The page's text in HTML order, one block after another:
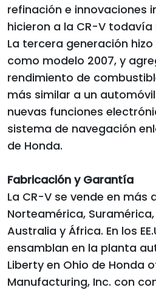
refinación e innovaciones
hicieron a la CR-V
La tercera generación
como modelo 2007, y
rendimiento de
más similar a un
nuevas funciones
sistema de navegación
de Honda.
Fabricación y Garantía
La CR-V se vende en más
Norteamérica, Suramérica,
Australia y África. En los
ensamblan en la planta
Liberty en Ohio de Honda
Manufacturing, Inc. con